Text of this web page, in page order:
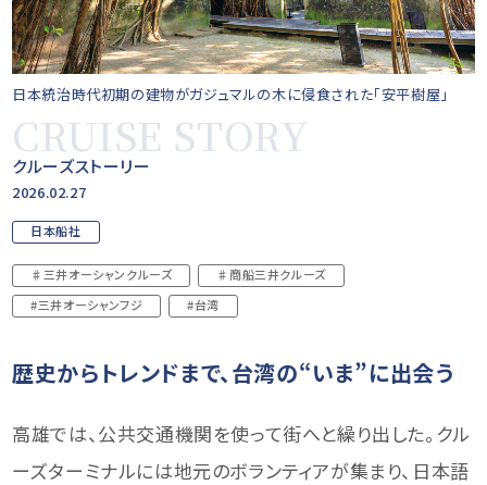
CRUISE STORY
クルーズストーリー
2026.02.27
日本船社
♯三井オーシャンクルーズ
♯商船三井クルーズ
#三井オーシャンフジ
#台湾
日本統治時代初期の建物がガジュマルの木に侵食された「安平樹屋」
歴史からトレンドまで、台湾の“いま”に出会う
高雄では、公共交通機関を使って街へと繰り出した。クル
ーズターミナルには地元のボランティアが集まり、日本語